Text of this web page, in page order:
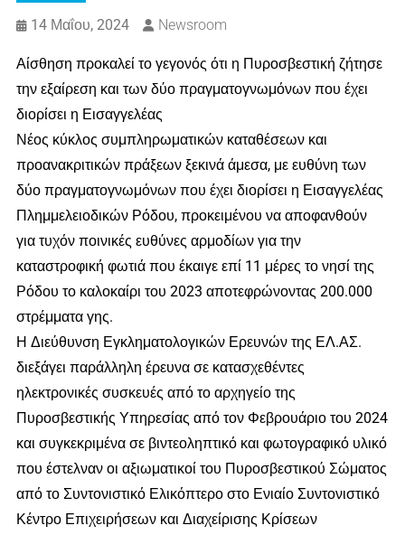
14 Μαΐου, 2024 Newsroom
Αίσθηση προκαλεί το γεγονός ότι η Πυροσβεστική ζήτησε
την εξαίρεση και των δύο πραγματογνωμόνων που έχει
διορίσει η Εισαγγελέας
Νέος κύκλος συμπληρωματικών καταθέσεων και
προανακριτικών πράξεων ξεκινά άμεσα, με ευθύνη των
δύο πραγματογνωμόνων που έχει διορίσει η Εισαγγελέας
Πλημμελειοδικών Ρόδου, προκειμένου να αποφανθούν
για τυχόν ποινικές ευθύνες αρμοδίων για την
καταστροφική φωτιά που έκαιγε επί 11 μέρες το νησί της
Ρόδου το καλοκαίρι του 2023 αποτεφρώνοντας 200.000
στρέμματα γης.
Η Διεύθυνση Εγκληματολογικών Ερευνών της ΕΛ.ΑΣ.
διεξάγει παράλληλη έρευνα σε κατασχεθέντες
ηλεκτρονικές συσκευές από το αρχηγείο της
Πυροσβεστικής Υπηρεσίας από τον Φεβρουάριο του 2024
και συγκεκριμένα σε βιντεοληπτικό και φωτογραφικό υλικό
που έστελναν οι αξιωματικοί του Πυροσβεστικού Σώματος
από το Συντονιστικό Ελικόπτερο στο Ενιαίο Συντονιστικό
Κέντρο Επιχειρήσεων και Διαχείρισης Κρίσεων